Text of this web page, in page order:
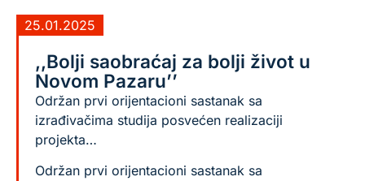
25.01.2025
,,Bolji saobraćaj za bolji život u
Novom Pazaru’’
Održan prvi orijentacioni sastanak sa
izrađivačima studija posvećen realizaciji
projekta…
Održan prvi orijentacioni sastanak sa